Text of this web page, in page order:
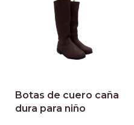
Botas de cuero caña
dura para niño